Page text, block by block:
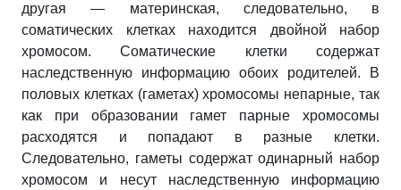
другая — материнская, следовательно, в
соматических клетках находится двойной набор
хромосом. Соматические клетки содержат
наследственную информацию обоих родителей. В
половых клетках (гаметах) хромосомы непарные, так
как при образовании гамет парные хромосомы
расходятся и попадают в разные клетки.
Следовательно, гаметы содержат одинарный набор
хромосом и несут наследственную информацию